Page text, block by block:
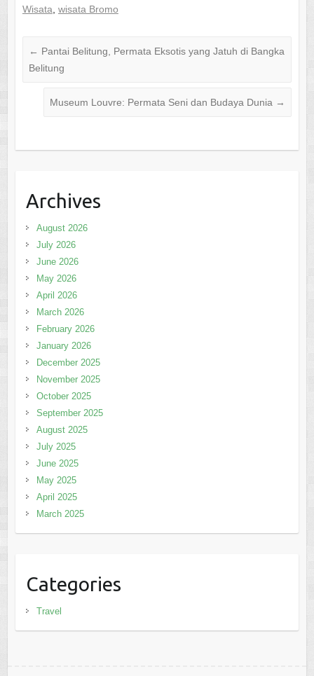
Wisata wisata Bromo
← Pantai Belitung, Permata Eksotis yang Jatuh di Bangka
Belitung
Museum Louvre: Permata Seni dan Budaya Dunia →
Archives
August 2026
July 2026
June 2026
May 2026
April 2026
March 2026
February 2026
January 2026
December 2025
November 2025
October 2025
September 2025
August 2025
July 2025
June 2025
May 2025
April 2025
March 2025
Categories
Travel